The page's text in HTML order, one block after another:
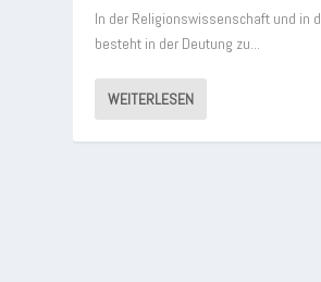
In der Religionswissenschaft und in
besteht in der Deutung zu...
WEITERLESEN